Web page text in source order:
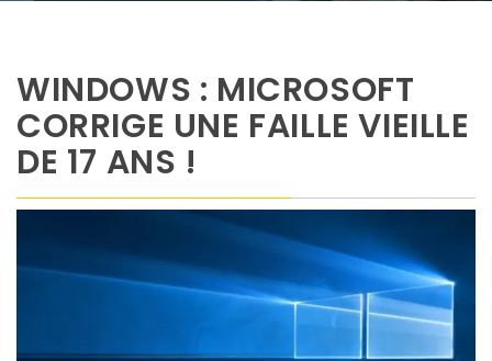
WINDOWS : MICROSOFT
CORRIGE UNE FAILLE VIEILLE
DE 17 ANS !